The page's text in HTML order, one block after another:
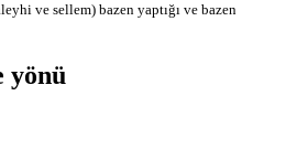
ve sellem) bazen yaptığı ve bazen
yönü